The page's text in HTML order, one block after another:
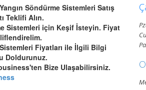
Söndürme Sistemleri Satış
Teklifi Alın.
Sistemleri için Keşif İsteyin. Fiyat
Fiyatları ile İlgili Bilgi
Doldurunuz.
Bize Ulaşabilirsiniz.